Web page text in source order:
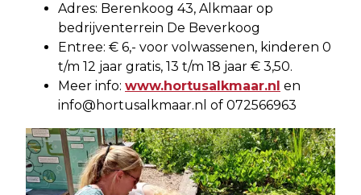
Adres: Berenkoog 43, Alkmaar op
bedrijventerrein De Beverkoog
Entree: € 6,- voor volwassenen, kinderen 0
t/m 12 jaar gratis, 13 t/m 18 jaar € 3,50.
Meer info: www.hortusalkmaar.nl en
info@hortusalkmaar.nl of 072566963